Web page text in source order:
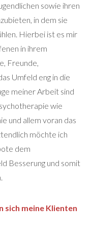
sowie ihren
in dem sie
Hierbei ist es mir
in ihrem
Freunde,
Umfeld eng in die
meiner Arbeit sind
wie
und allem voran das
möchte ich
dem
Besserung und somit
sich meine Klienten